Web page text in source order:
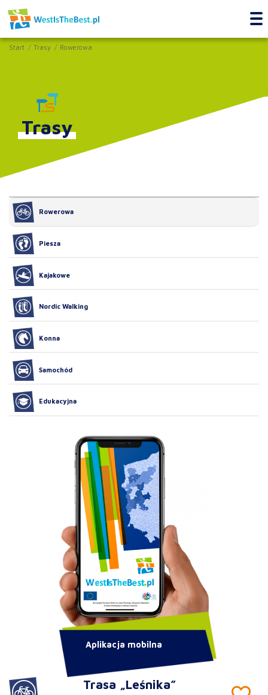
Start Trasy Rowerowa
Trasy
Trasa „Leśnika”
Rowerowa
Piesza
Kajakowe
Nordic Walking
Konna
Samochód
Edukacyjna
Aplikacja mobilna